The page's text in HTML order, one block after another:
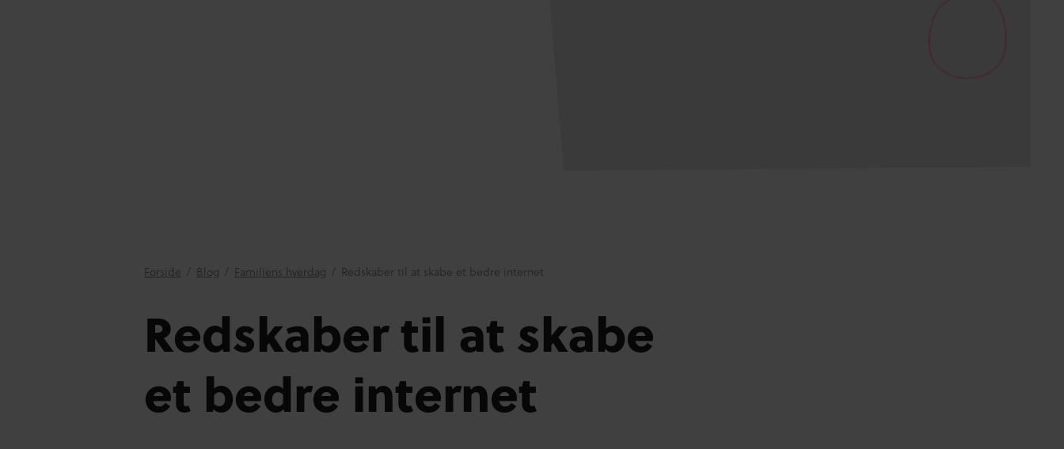
Forside / Blog / Familiens hverdag / Redskaber til at skabe et bedre internet
Redskaber til at skabe
et bedre internet